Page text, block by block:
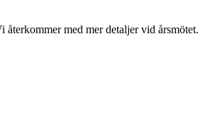
med mer detaljer vid årsmötet.